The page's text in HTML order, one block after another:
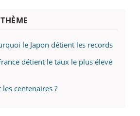
le Japon détient les records
détient le taux le plus élevé
centenaires ?